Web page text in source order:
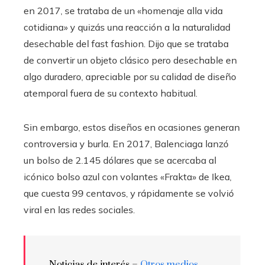
en 2017, se trataba de un «homenaje alla vida
cotidiana» y quizás una reacción a la naturalidad
desechable del fast fashion. Dijo que se trataba
de convertir un objeto clásico pero desechable en
algo duradero, apreciable por su calidad de diseño
atemporal fuera de su contexto habitual.
Sin embargo, estos diseños en ocasiones generan
controversia y burla. En 2017, Balenciaga lanzó
un bolso de 2.145 dólares que se acercaba al
icónico bolso azul con volantes «Frakta» de Ikea,
que cuesta 99 centavos, y rápidamente se volvió
viral en las redes sociales.